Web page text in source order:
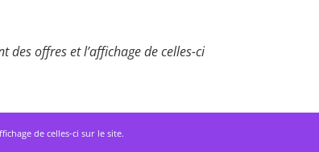
des offres et l’affichage de celles-ci
de celles-ci sur le site.